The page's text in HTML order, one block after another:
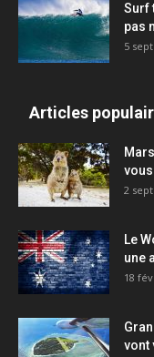
Surf
pas
5
Articles
2
Le
une
18
vont